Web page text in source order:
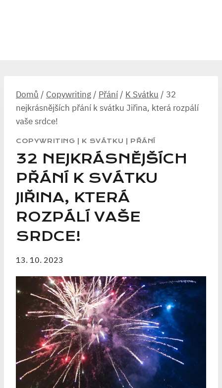
Domů / Copywriting / Přání / K Svátku / 32
nejkrásnějších přání k svátku Jiřina, která rozpálí
vaše srdce!
COPYWRITING K SVÁTKU PŘÁNÍ
32 NEJKRÁSNĚJŠÍCH
PŘÁNÍ K SVÁTKU
JIŘINA, KTERÁ
ROZPÁLÍ VAŠE
SRDCE!
13. 10. 2023